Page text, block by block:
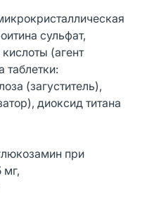
сульфат,
(агент
(загуститель),
диоксид титана
при
мг,